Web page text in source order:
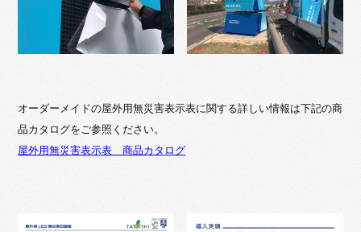
オーダーメイドの屋外用無災害表示表に関する詳しい情報は下記の商
品カタログをご参照ください。
屋外用無災害表示表 商品カタログ